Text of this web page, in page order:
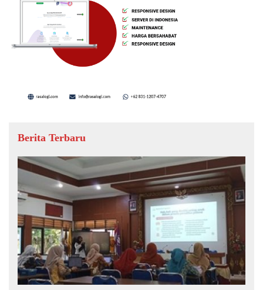
Berita Terbaru